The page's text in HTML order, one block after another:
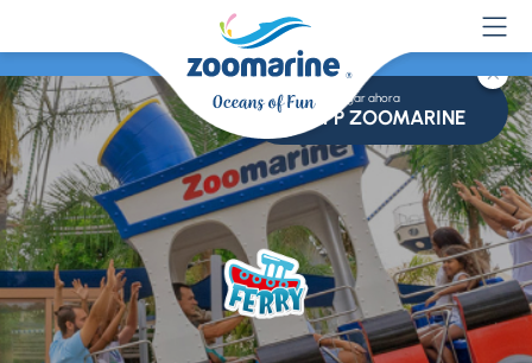
Descargar ahora
APP ZOOMARINE